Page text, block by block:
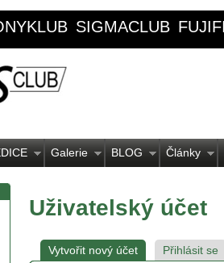
SIGMACLUB
Galerie BLOG Články
Uživatelský účet
Vytvořit nový účet Přihlásit se